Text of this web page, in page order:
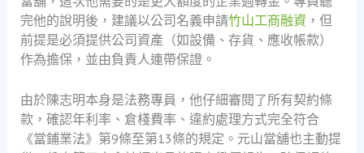
完他的說明後，建議以公司名義申請竹山工商融資 ，但
前提是必須提供公司資產（如設備、存貨、應收帳款）
作為擔保，並由負責人連帶保證。
由於陳志明本身是法務專員，他仔細審閱了所有契約條
款，確認年利率、倉棧費率、違約處理方式完全符合
《當鋪業法》第9條至第13條的規定。元山當舖也主動提